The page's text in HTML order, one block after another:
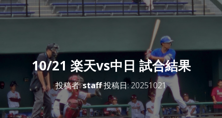
10/21 楽天vs中日 試合結果
投稿者:staff投稿日:20251021